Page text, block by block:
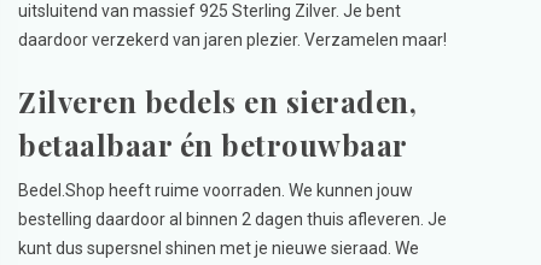
uitsluitend van massief 925 Sterling Zilver. Je bent
daardoor verzekerd van jaren plezier. Verzamelen maar!
Zilveren bedels en sieraden,
betaalbaar én betrouwbaar
Bedel.Shop heeft ruime voorraden. We kunnen jouw
bestelling daardoor al binnen 2 dagen thuis afleveren. Je
kunt dus supersnel shinen met je nieuwe sieraad. We